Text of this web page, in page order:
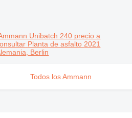
Unibatch 240 precio a
Planta de asfalto 2021
Berlin
Todos los Ammann